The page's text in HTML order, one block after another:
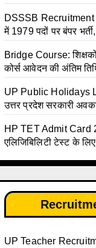
जरूरी निर्देश
DSSSB Recruitment
में 1979 पदों पर बंपर
तक
Bridge Course:
कोर्स आवेदन की अंतिम
UP Public Holidays
उत्तर प्रदेश सरकारी
डाउनलोड करें | Up
up government
Sarkari Avkash
Calendar
HP TET Admit Card
एलिजिबिलिटी टेस्ट के
UP Teacher